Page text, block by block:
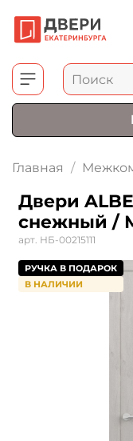
Главная
Двери ALBERO
снежный /
арт. НБ-00215111
РУЧКА В ПОДАРОК
В НАЛИЧИИ